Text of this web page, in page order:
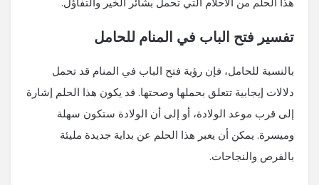
تفسير فتح الباب في المنام للحامل
بالنسبة للحامل، فإن رؤية فتح الباب في المنام قد تحمل
دلالات إيجابية تتعلق بحملها وصحتها. قد يكون هذا الحلم إشارة
إلى قرب موعد الولادة، أو إلى أن الولادة ستكون سهلة
وميسرة. يمكن أن يعبر هذا الحلم عن بداية جديدة مليئة
بالفرص والنجاحات.